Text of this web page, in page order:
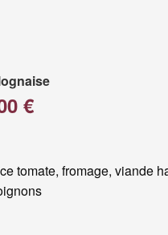
€
tomate, fromage, viande